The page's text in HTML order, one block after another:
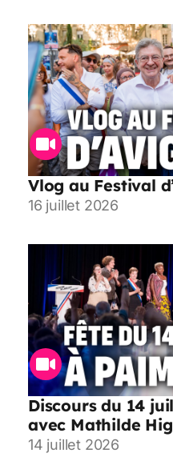
Vlog au Festival
16 juillet 2026
Discours du 14
avec Mathilde
14 juillet 2026